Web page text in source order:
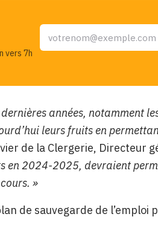
vers 7h
années, notamment
leurs fruits en
de la Clergerie, Directeur
en 2024-2025, devraient
»
de sauvegarde de l’emploi